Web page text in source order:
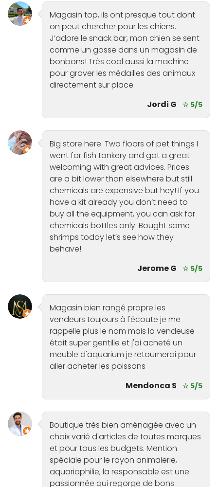
Magasin top, ils ont presque tout dont
on peut chercher pour les chiens.
J’adore le snack bar, mon chien se sent
comme un gosse dans un magasin de
bonbons! Très cool aussi la machine
pour graver les médailles des animaux
directement sur place.
Jordi G
☆ 5/5
Big store here. Two floors of pet things I
went for fish tankery and got a great
welcoming with great advices. Prices
are a bit lower than elsewhere but still
chemicals are expensive but hey! If you
have a kit already you don’t need to
buy all the equipment, you can ask for
chemicals bottles only. Bought some
shrimps today let’s see how they
behave!
Jerome G
☆ 5/5
Magasin bien rangé propre les
vendeurs toujours à l'écoute je me
rappelle plus le nom mais la vendeuse
était super gentille et j'ai acheté un
meuble d'aquarium je retournerai pour
aller acheter les poissons
Mendonca S
☆ 5/5
Boutique très bien aménagée avec un
choix varié d'articles de toutes marques
et pour tous les budgets. Mention
spéciale pour le rayon animalerie,
aquariophilie, la responsable est une
passionnée qui regorge de bons